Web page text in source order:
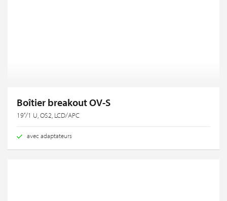
Boîtier breakout OV-S
19‘‘/1 U, OS2, LCD/APC
avec adaptateurs